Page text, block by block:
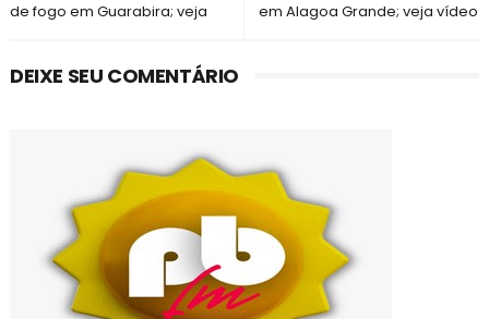
em Alagoa Grande; veja vídeo
de fogo em Guarabira; veja
DEIXE SEU COMENTÁRIO